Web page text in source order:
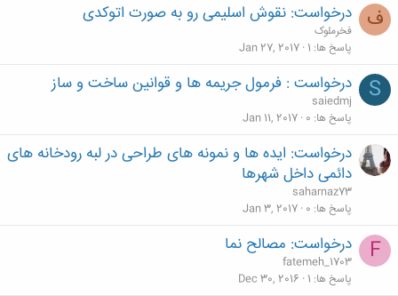
ف درخواست: نقوش اسلیمی رو به صورت اتوکدی
فخرملوک
پاسخ ها 1
Jan 27, 2017
S درخواست : فرمول جریمه ها و قوانین ساخت و ساز
saiedmj
پاسخ ها 0
Jan 11, 2017
درخواست: ایده ها و نمونه های طراحی در لبه رودخانه های
دائمی داخل شهرها
saharnaz73
پاسخ ها 0
Jan 3, 2017
F درخواست: مصالح نما
fatemeh_1703
پاسخ ها 1
Dec 30, 2016